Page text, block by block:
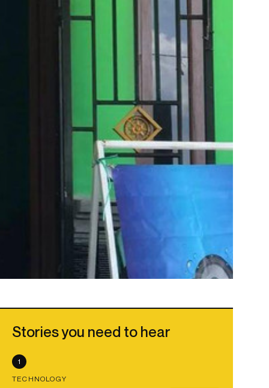
Stories you need to hear
1
TECHNOLOGY